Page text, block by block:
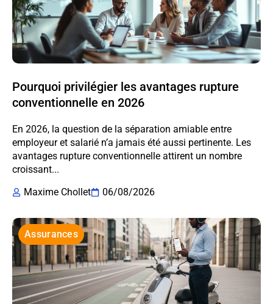
Pourquoi privilégier les avantages rupture
conventionnelle en 2026
En 2026, la question de la séparation amiable entre
employeur et salarié n’a jamais été aussi pertinente. Les
avantages rupture conventionnelle attirent un nombre
croissant...
Maxime Chollet
06/08/2026
Assurances